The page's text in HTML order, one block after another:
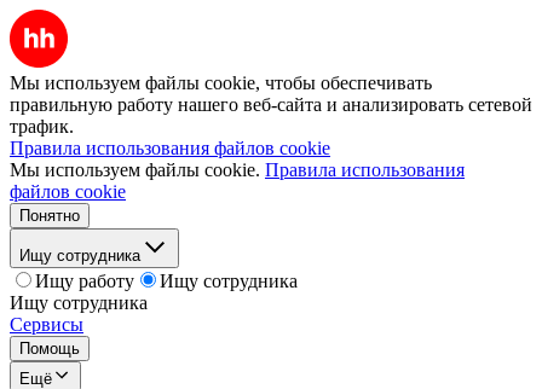
Мы используем файлы cookie, чтобы обеспечивать
правильную работу нашего веб-сайта и анализировать сетевой
трафик.
Правила использования файлов cookie
Мы используем файлы cookie. Правила использования
файлов cookie
Понятно
Ищу сотрудника
Ищу работу
Ищу сотрудника
Ищу сотрудника
Сервисы
Помощь
Ещё